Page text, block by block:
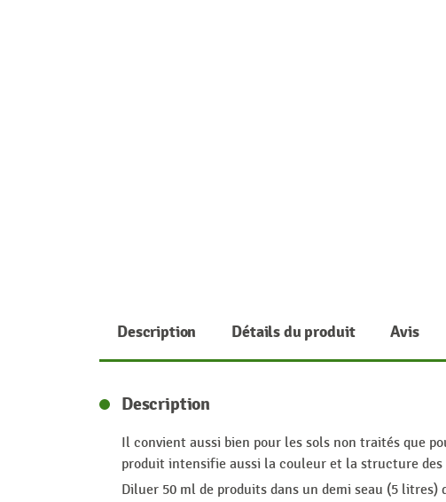
Description Détails du produit Avis
Description
Il convient aussi bien pour les sols non traités que
produit intensifie aussi la couleur et la structure des
Diluer 50 ml de produits dans un demi seau (5